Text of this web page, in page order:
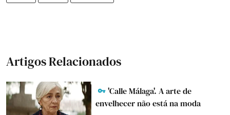
Artigos Relacionados
'Calle Málaga'. A arte de
envelhecer não está na moda